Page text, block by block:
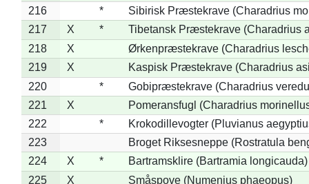
216 *
Sibirisk Præstekrave (Charadrius
217
X *
Tibetansk Præstekrave (Charadrius
218
X
Ørkenpræstekrave (Charadrius
219
X
Kaspisk Præstekrave (Charadrius
220
*
Gobipræstekrave (Charadrius
221
X
Pomeransfugl (Charadrius
222
*
Krokodillevogter (Pluvianus
223
Broget Riksesneppe (Rostratula
224
X *
Bartramsklire (Bartramia longicauda)
225
X
Småspove (Numenius phaeopus)